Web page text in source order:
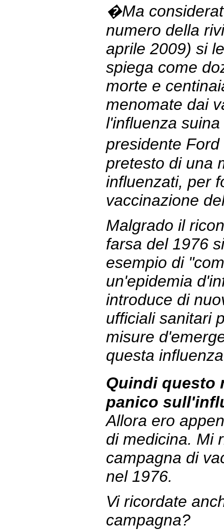
�Ma
numero della
aprile 2009) si
spiega come
morte e
menomate dai
l'influenza
presidente
pretesto di una
influenzati, per
vaccinazione
Malgrado il
farsa del 1976
esempio di "
un'epidemia
introduce di
ufficiali sanitari
misure
questa influenza
Quindi
panico
Allora ero
di medicina. Mi
campagna di
nel 1976.
Vi ricordate
campagna?